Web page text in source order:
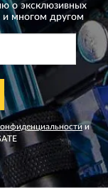
о эксклюзивных
и многом другом
и